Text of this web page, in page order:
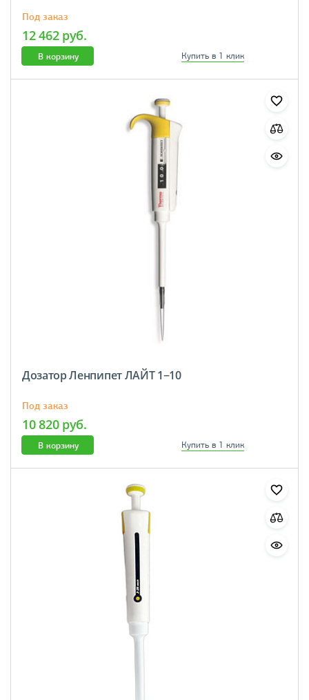
Под заказ
12 462 руб.
В корзину Купить в 1 клик
Дозатор Ленпипет ЛАЙТ 1−10
Под заказ
10 820 руб.
В корзину Купить в 1 клик